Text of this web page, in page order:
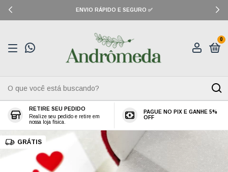
ENVIO RÁPIDO E SEGURO ✅
0
RETIRE SEU PEDIDO
Realize seu pedido e retire em
nossa loja física.
PAGUE NO PIX E GANHE 5%
OFF
GRÁTIS